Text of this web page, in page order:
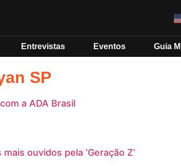
Entrevistas Eventos Guia
SP
a ADA Brasil
ouvidos pela ‘Geração Z’